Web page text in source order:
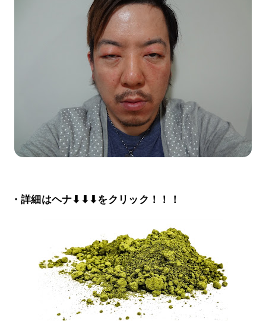
・詳細はヘナ⬇⬇⬇をクリック！！！